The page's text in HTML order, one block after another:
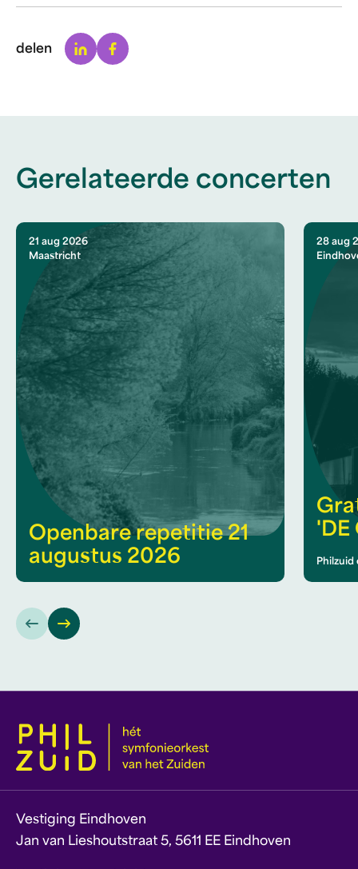
delen LinkedinFacebook
Gerelateerde concerten
21 aug 2026
Maastricht
Openbare repetitie 21
augustus 2026
28 aug
'DE
Philzuid
Vestiging Eindhoven
Jan van Lieshoutstraat 5, 5611 EE Eindhoven